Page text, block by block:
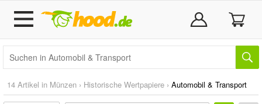
14 Artikel in Münzen › Historische Wertpapiere › Automobil & Transport